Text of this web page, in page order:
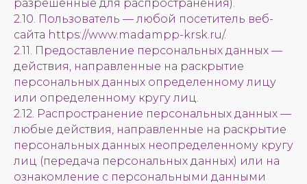
разрешенные для распространения).
2.10. Пользователь — любой посетитель веб-
сайта https://www.madampp-krsk.ru/.
2.11. Предоставление персональных данных —
действия, направленные на раскрытие
персональных данных определенному лицу
или определенному кругу лиц.
2.12. Распространение персональных данных —
любые действия, направленные на раскрытие
персональных данных неопределенному кругу
лиц (передача персональных данных) или на
ознакомление с персональными данными